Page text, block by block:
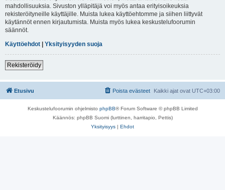
mahdollisuuksia. Sivuston ylläpitäjä voi myös antaa erityisoikeuksia
rekisteröityneille käyttäjille. Muista lukea käyttöehtomme ja siihen liittyvät
käytännöt ennen kirjautumista. Muista myös lukea keskustelufoorumin
säännöt.
Käyttöehdot | Yksityisyyden suoja
Rekisteröidy
Etusivu Kaikki ajat ovat UTC+03:00
Poista evästeet
Keskustelufoorumin ohjelmisto phpBB® Forum Software © phpBB Limited
Käännös: phpBB Suomi (lurttinen, harritapio, Pettis)
Yksityisyys | Ehdot